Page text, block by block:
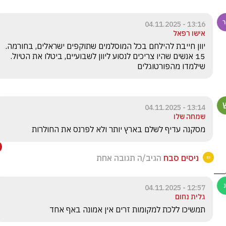
13:16 - 04.11.2025
אישו רפאל
שילמדו מהפורטוגלים
13:14 - 04.11.2025
שמחה שלו
מסקנה עדיף לשלם בארץ יותר ולא לפרנס את החולרות
ניסים סבח הגיב/ה תגובה אחת
12:57 - 04.11.2025
גלית נחום
תמשיכו ללכת למקומות זרים אין אמונה באף אחד